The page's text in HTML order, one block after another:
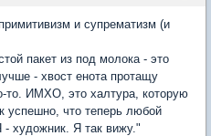
и супрематизм (и
пакет из под молока - это
- хвост енота протащу
то. ИМХО, это халтура, которую
успешно, что теперь любой
- художник. Я так вижу."